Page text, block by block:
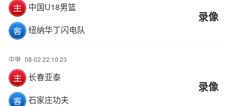
中国U18男篮
纽纳华丁闪电队
录像
中甲 08-02 22:10:23
长春亚泰
石家庄功夫
录像